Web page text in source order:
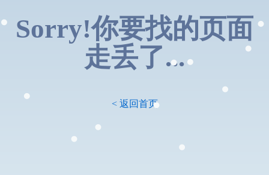
Sorry!你要找的页面
走丢了...
< 返回首页